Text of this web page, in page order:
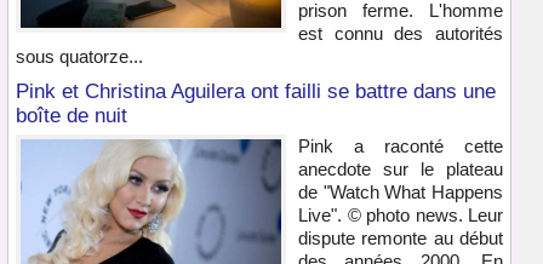
prison ferme. L'homme
est connu des autorités
sous quatorze...
Pink et Christina Aguilera ont failli se battre dans une
boîte de nuit
Pink a raconté cette
anecdote sur le plateau
de "Watch What Happens
Live". © photo news. Leur
dispute remonte au début